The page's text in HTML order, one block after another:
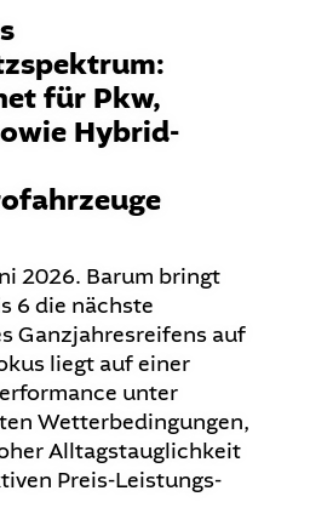
für Pkw,
Hybrid-
2026. Barum bringt
6 die nächste
Ganzjahresreifens auf
liegt auf einer
unter
Wetterbedingungen,
Alltagstauglichkeit
Preis-Leistungs-